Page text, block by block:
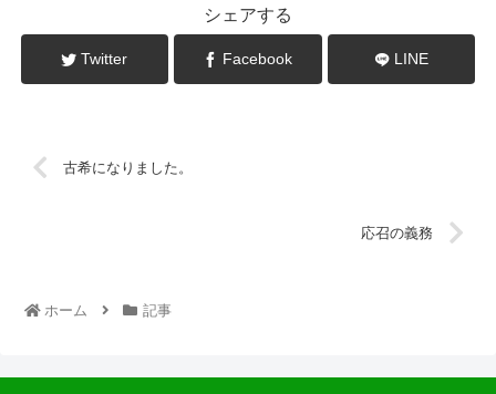
シェアする
Twitter Facebook LINE
古希になりました。
応召の義務
ホーム 記事